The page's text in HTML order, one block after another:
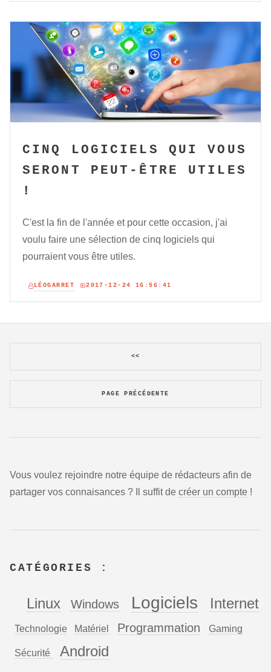
CINQ LOGICIELS QUI VOUS
SERONT PEUT-ÊTRE UTILES
!
C'est la fin de l'année et pour cette occasion, j'ai
voulu faire une sélection de cinq logiciels qui
pourraient vous être utiles.
LÉOGARRET 2017-12-24 16:56:41
<<
PAGE PRÉCÉDENTE
Vous voulez rejoindre notre équipe de rédacteurs afin de
partager vos connaisances ? Il suffit de créer un compte !
CATÉGORIES :
Linux Windows Logiciels Internet
Technologie Matériel Programmation Gaming
Sécurité Android